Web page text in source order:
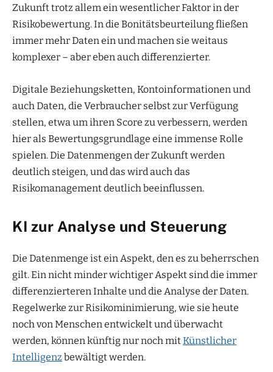
Zukunft trotz allem ein wesentlicher Faktor in der
Risikobewertung. In die Bonitätsbeurteilung fließen
immer mehr Daten ein und machen sie weitaus
komplexer – aber eben auch differenzierter.
Digitale Beziehungsketten, Kontoinformationen und
auch Daten, die Verbraucher selbst zur Verfügung
stellen, etwa um ihren Score zu verbessern, werden
hier als Bewertungsgrundlage eine immense Rolle
spielen. Die Datenmengen der Zukunft werden
deutlich steigen, und das wird auch das
Risikomanagement deutlich beeinflussen.
KI zur Analyse und Steuerung
Die Datenmenge ist ein Aspekt, den es zu beherrschen
gilt. Ein nicht minder wichtiger Aspekt sind die immer
differenzierteren Inhalte und die Analyse der Daten.
Regelwerke zur Risikominimierung, wie sie heute
noch von Menschen entwickelt und überwacht
werden, können künftig nur noch mitKünstlicher
Intelligenz bewältigt werden.